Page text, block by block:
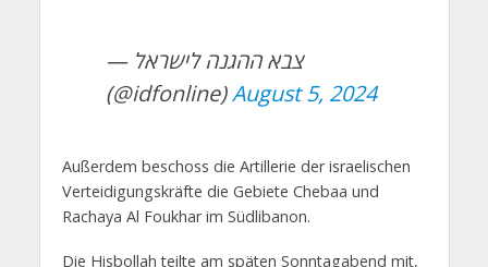
— צבא ההגנה לישראל
(@idfonline)August 5, 2024
Außerdem beschoss die Artillerie der israelischen
Verteidigungskräfte die Gebiete Chebaa und
Rachaya Al Foukhar im Südlibanon.
Die Hisbollah teilte am späten Sonntagabend mit,